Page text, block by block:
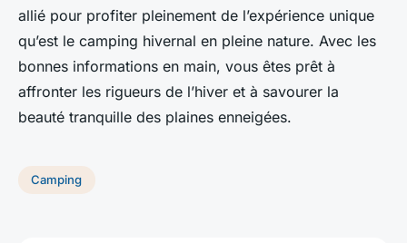
allié pour profiter pleinement de l’expérience unique
qu’est le camping hivernal en pleine nature. Avec les
bonnes informations en main, vous êtes prêt à
affronter les rigueurs de l’hiver et à savourer la
beauté tranquille des plaines enneigées.
Camping